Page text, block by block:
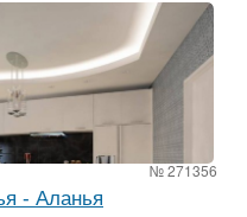
№ 271356
- Аланья